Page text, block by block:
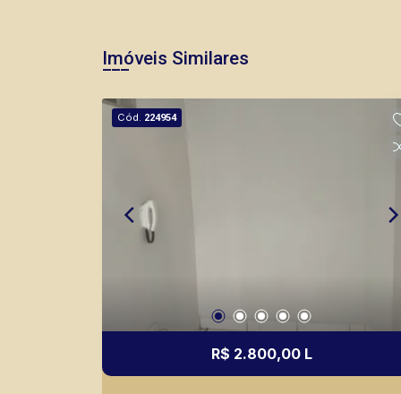
Imóveis Similares
Cód. 224954
R$ 2.800,00 L